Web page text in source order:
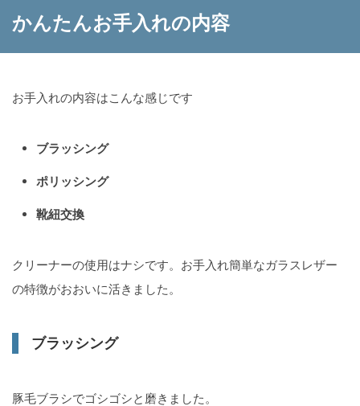
かんたんお手入れの内容
お手入れの内容はこんな感じです
ブラッシング
ポリッシング
靴紐交換
クリーナーの使用はナシです。お手入れ簡単なガラスレザー
の特徴がおおいに活きました。
ブラッシング
豚毛ブラシでゴシゴシと磨きました。